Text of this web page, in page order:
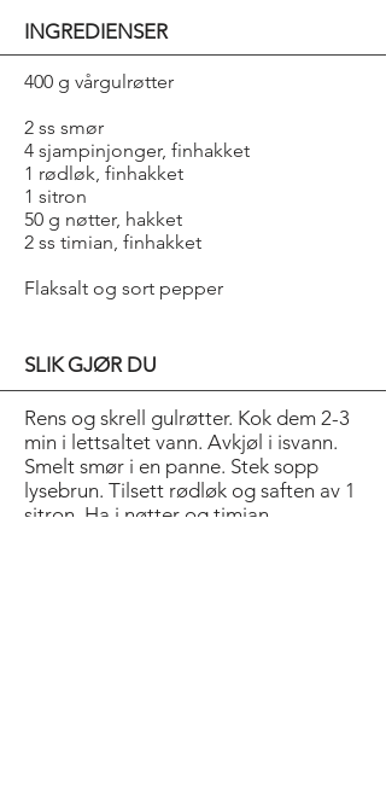
INGREDIENSER
400 g vårgulrøtter
2 ss smør
4 sjampinjonger, finhakket
1 rødløk, finhakket
1 sitron
50 g nøtter, hakket
2 ss timian, finhakket
Flaksalt og sort pepper
SLIK GJØR DU
Rens og skrell gulrøtter. Kok dem 2-3
min i lettsaltet vann. Avkjøl i isvann.
Smelt smør i en panne. Stek sopp
lysebrun. Tilsett rødløk og saften av 1
sitron. Ha i nøtter og timian.